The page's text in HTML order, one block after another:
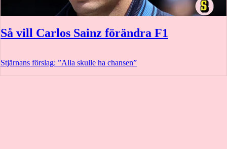
Så vill Carlos Sainz förändra F1
Stjärnans förslag: ”Alla skulle ha chansen”